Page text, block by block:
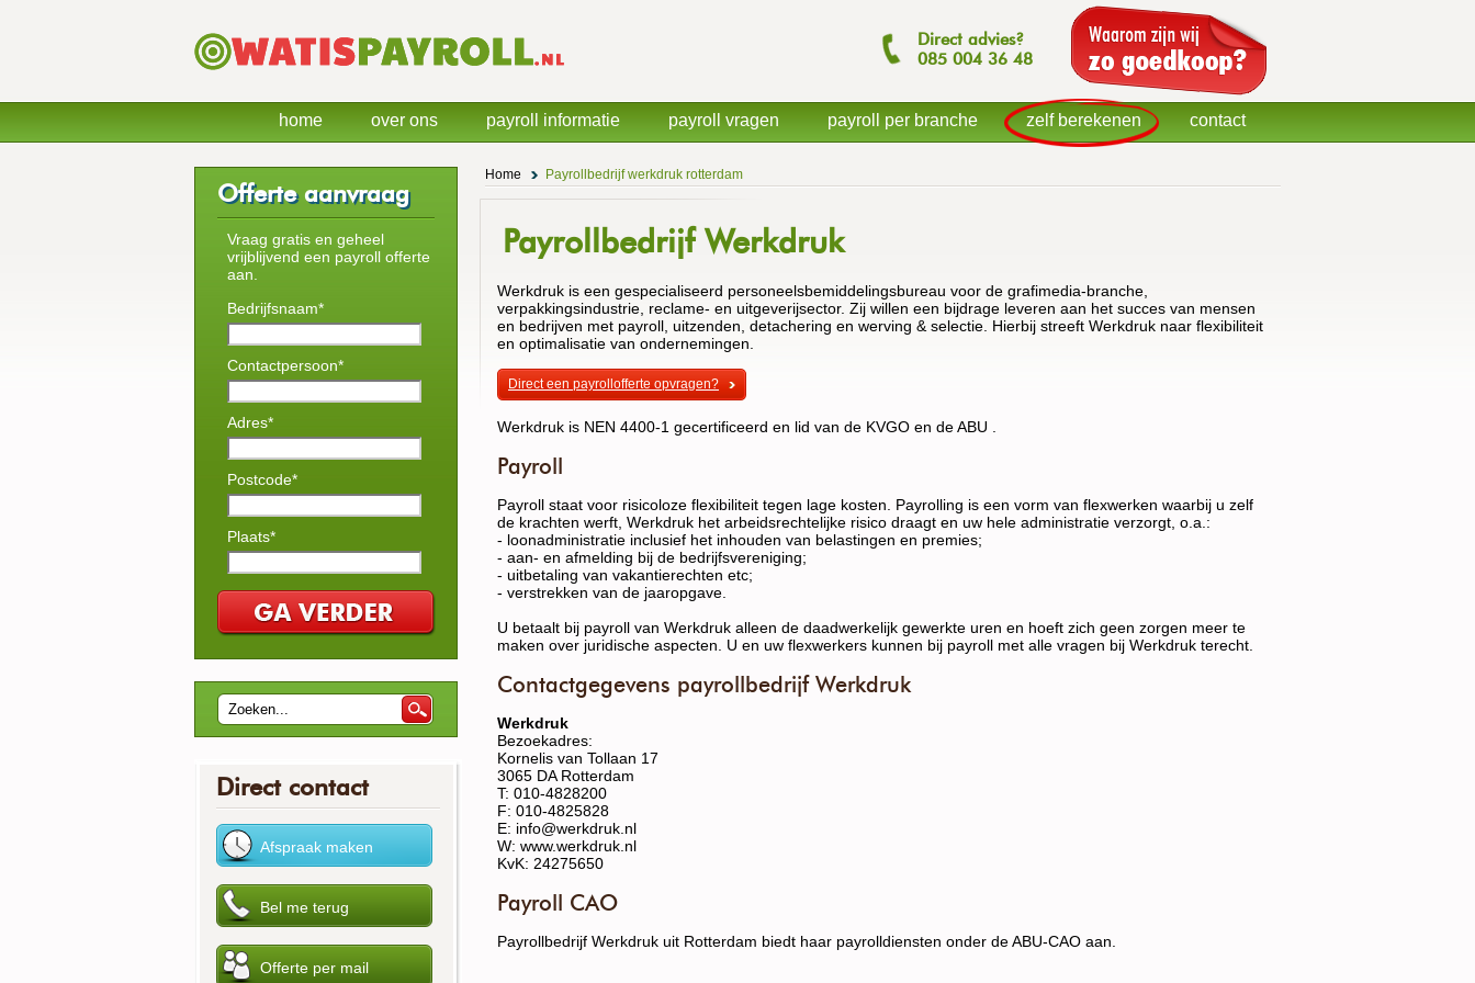
Direct advies?
085 004 36 48
Home Payrollbedrijf werkdruk rotterdam
Payrollbedrijf Werkdruk
Werkdruk is een gespecialiseerd personeelsbemiddelingsbureau voor de grafimedia-branche,
verpakkingsindustrie, reclame- en uitgeverijsector. Zij willen een bijdrage leveren aan het succes van mensen
en bedrijven met payroll, uitzenden, detachering en werving & selectie. Hierbij streeft Werkdruk naar flexibiliteit
en optimalisatie van ondernemingen.
Direct een payrollofferte opvragen?
Werkdruk is NEN 4400-1 gecertificeerd en lid van de KVGO en de ABU .
Payroll
Payroll staat voor risicoloze flexibiliteit tegen lage kosten. Payrolling is een vorm van flexwerken waarbij u zelf
de krachten werft, Werkdruk het arbeidsrechtelijke risico draagt en uw hele administratie verzorgt, o.a.:
- loonadministratie inclusief het inhouden van belastingen en premies;
- aan- en afmelding bij de bedrijfsvereniging;
- uitbetaling van vakantierechten etc;
- verstrekken van de jaaropgave.
U betaalt bij payroll van Werkdruk alleen de daadwerkelijk gewerkte uren en hoeft zich geen zorgen meer te
maken over juridische aspecten. U en uw flexwerkers kunnen bij payroll met alle vragen bij Werkdruk terecht.
Contactgegevens payrollbedrijf Werkdruk
Werkdruk
Bezoekadres:
Kornelis van Tollaan 17
3065 DA Rotterdam
T: 010-4828200
F: 010-4825828
E: info@werkdruk.nl
W: www.werkdruk.nl
KvK: 24275650
Payroll CAO
Payrollbedrijf Werkdruk uit Rotterdam biedt haar payrolldiensten onder de ABU-CAO aan.
Offerte aanvraag
Vraag gratis en geheel
vrijblijvend een payroll offerte
aan.
Bedrijfsnaam*
Contactpersoon*
Adres*
Postcode*
Plaats*
Direct contact
home over ons payroll informatie payroll vragen payroll per branche zelf berekenen contact